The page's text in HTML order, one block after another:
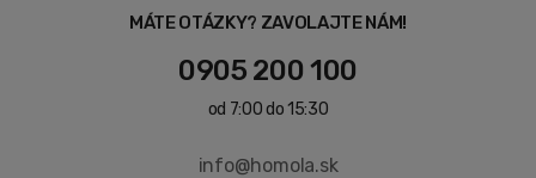
MÁTE OTÁZKY? ZAVOLAJTE NÁM!
0905 200 100
od 7:00 do 15:30
info@homola.sk